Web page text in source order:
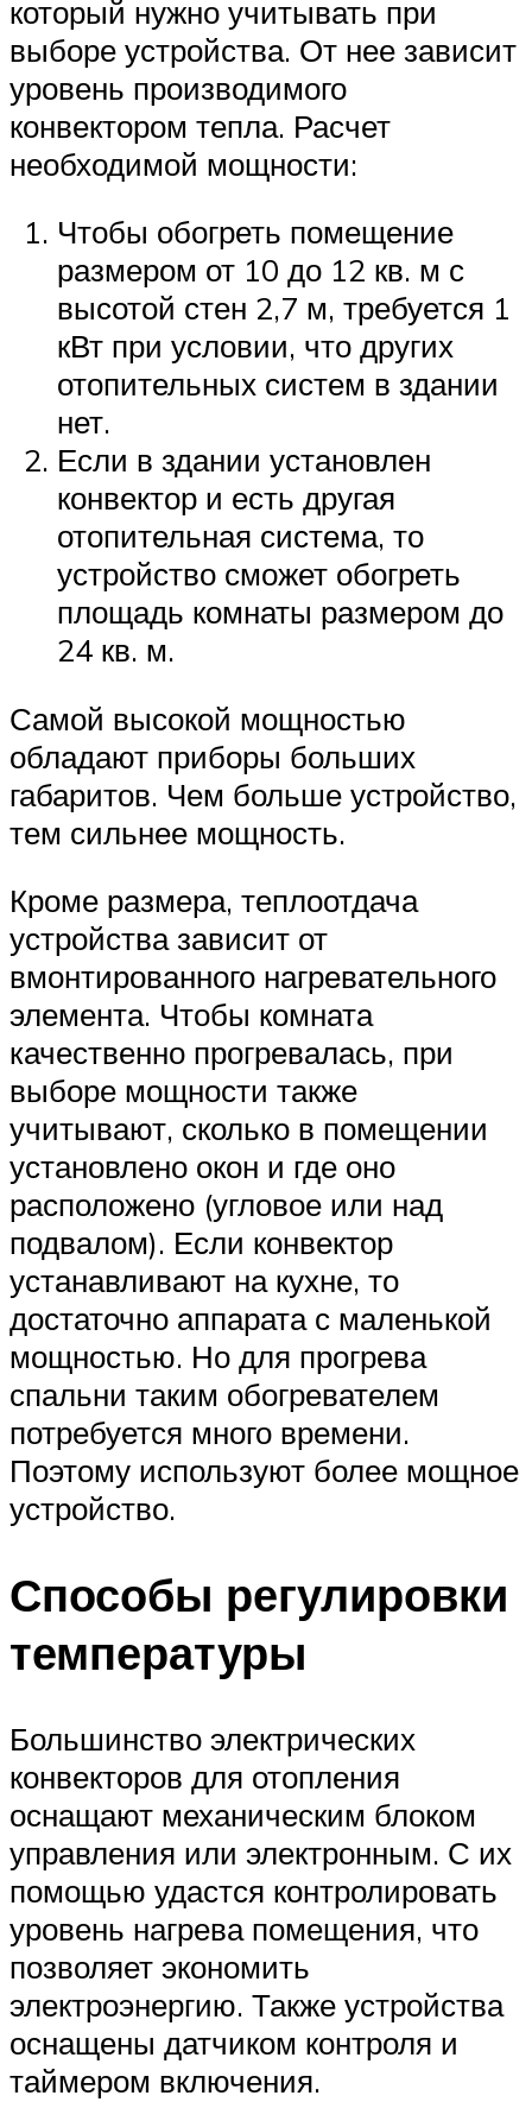
который нужно учитывать при
выборе устройства. От нее зависит
уровень производимого
конвектором тепла. Расчет
необходимой мощности:
Чтобы обогреть помещение
размером от 10 до 12 кв. м с
высотой стен 2,7 м, требуется 1
кВт при условии, что других
отопительных систем в здании
нет.
Если в здании установлен
конвектор и есть другая
отопительная система, то
устройство сможет обогреть
площадь комнаты размером до
24 кв. м.
Самой высокой мощностью
обладают приборы больших
габаритов. Чем больше устройство,
тем сильнее мощность.
Кроме размера, теплоотдача
устройства зависит от
вмонтированного нагревательного
элемента. Чтобы комната
качественно прогревалась, при
выборе мощности также
учитывают, сколько в помещении
установлено окон и где оно
расположено (угловое или над
подвалом). Если конвектор
устанавливают на кухне, то
достаточно аппарата с маленькой
мощностью. Но для прогрева
спальни таким обогревателем
потребуется много времени.
Поэтому используют более мощное
устройство.
Способы регулировки
температуры
Большинство электрических
конвекторов для отопления
оснащают механическим блоком
управления или электронным. С их
помощью удастся контролировать
уровень нагрева помещения, что
позволяет экономить
электроэнергию. Также устройства
оснащены датчиком контроля и
таймером включения.